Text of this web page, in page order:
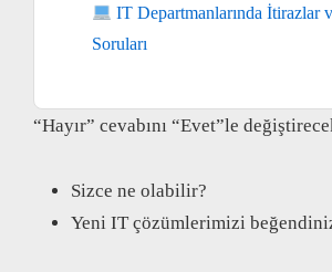
IT Departmanlarında İtirazlar
Soruları
“Hayır” cevabını “Evet”le
Sizce ne olabilir?
Yeni IT çözümlerimizi